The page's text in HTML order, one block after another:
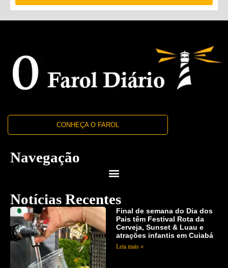
CONHEÇA O FAROL
Navegação
Notícias Recentes
Final de semana do Dia dos
Pais têm Festival Rota da
Cerveja, Sunset & Luau e
atrações infantis em Cuiabá
Leia mais »